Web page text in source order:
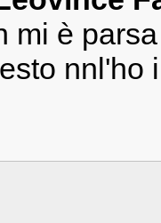
mi è
nnl'ho